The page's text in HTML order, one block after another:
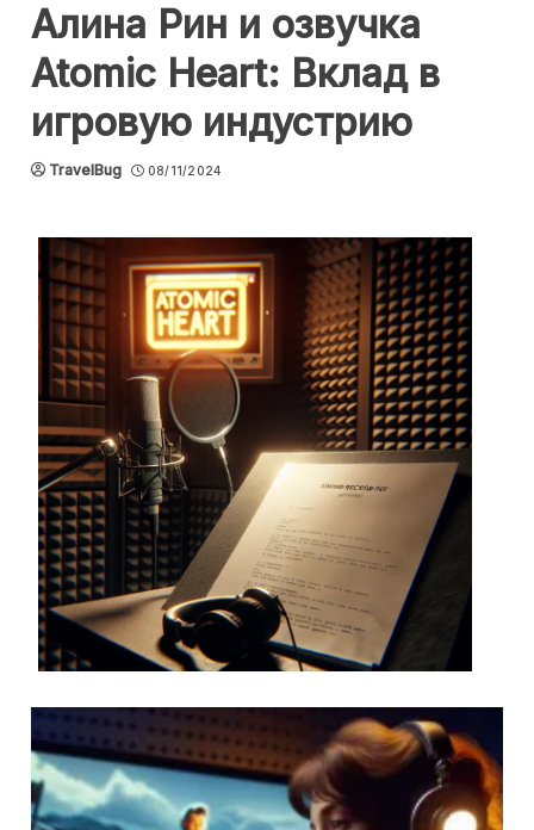
Алина Рин и озвучка
Atomic Heart: Вклад в
игровую индустрию
TravelBug 08/11/2024